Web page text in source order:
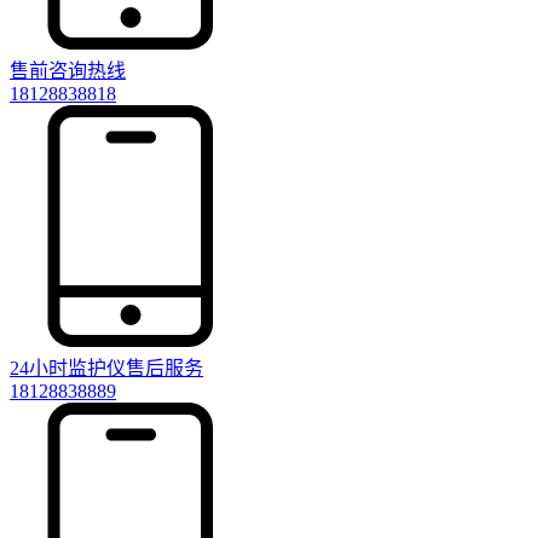
售前咨询热线
18128838818
24小时监护仪售后服务
18128838889